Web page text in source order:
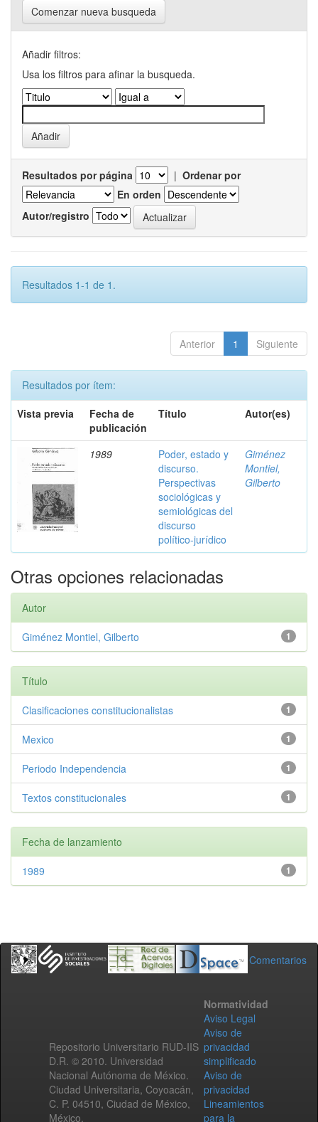
Comenzar nueva busqueda
Añadir filtros:
Usa los filtros para afinar la busqueda.
Resultados por página | Ordenar por
En orden
Autor/registro
Resultados 1-1 de 1.
Anterior 1 Siguiente
Resultados por ítem:
Vista previa
Fecha de
publicación
Título Autor(es)
1989
Poder, estado y
discurso.
Perspectivas
sociológicas y
semiológicas del
discurso
político-jurídico
Giménez
Montiel,
Gilberto
Otras opciones relacionadas
Autor
1
Giménez Montiel, Gilberto
Título
1
Clasificaciones constitucionalistas
1
Mexico
1
Periodo Independencia
1
Textos constitucionales
Fecha de lanzamiento
1
1989
Comentarios
Repositorio Universitario RUD-IIS
D.R. © 2010. Universidad
Nacional Autónoma de México.
Ciudad Universitaria, Coyoacán,
C. P. 04510, Ciudad de México,
México.
Normatividad
Aviso Legal
Aviso de
privacidad
simplificado
Aviso de
privacidad
Lineamientos
para la